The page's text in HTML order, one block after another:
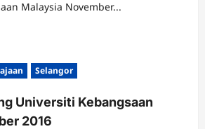
Malaysia November...
Selangor
Universiti Kebangsaan
2016